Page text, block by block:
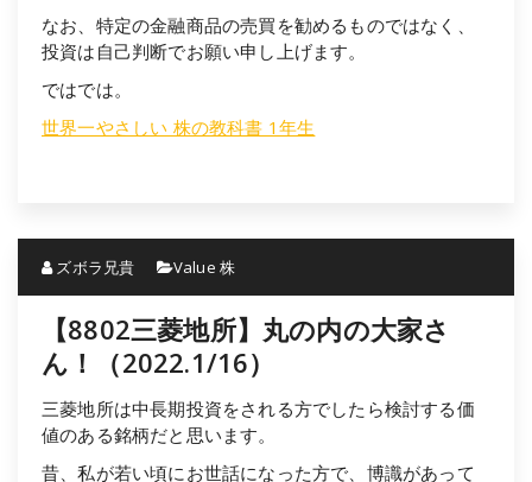
なお、特定の金融商品の売買を勧めるものではなく、
投資は自己判断でお願い申し上げます。
ではでは。
世界一やさしい 株の教科書 1年生
ズボラ兄貴 Value 株
【8802三菱地所】丸の内の大家さ
ん！（2022.1/16）
三菱地所は中長期投資をされる方でしたら検討する価
値のある銘柄だと思います。
昔、私が若い頃にお世話になった方で、博識があって